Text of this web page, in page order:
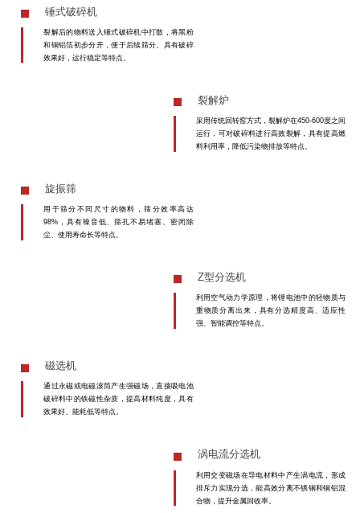
锤式破碎机
裂解后的物料送入锤式破碎机中打散，将黑粉
和铜铝箔初步分开，便于后续筛分。具有破碎
效果好，运行稳定等特点。
裂解炉
采用传统回转窑方式，裂解炉在450-600度之间
运行，可对破碎料进行高效裂解，具有提高燃
料利用率，降低污染物排放等特点。
旋振筛
用于筛分不同尺寸的物料，筛分效率高达
98%，具有噪音低、筛孔不易堵塞、密闭除
尘、使用寿命长等特点。
Z型分选机
利用空气动力学原理，将锂电池中的轻物质与
重物质分离出来，具有分选精度高、适应性
强、智能调控等特点。
磁选机
通过永磁或电磁滚筒产生强磁场，直接吸电池
破碎料中的铁磁性杂质，提高材料纯度，具有
效果好、能耗低等特点。
涡电流分选机
利用交变磁场在导电材料中产生涡电流，形成
排斥力实现分选，能高效分离不锈钢和铜铝混
合物，提升金属回收率。